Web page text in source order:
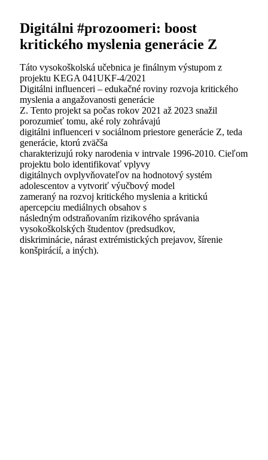
Digitálni #prozoomeri: boost
kritického myslenia generácie Z
Táto vysokoškolská učebnica je finálnym výstupom z
projektu KEGA 041UKF-4/2021
Digitálni influenceri – edukačné roviny rozvoja kritického
myslenia a angažovanosti generácie
Z. Tento projekt sa počas rokov 2021 až 2023 snažil
porozumieť tomu, aké roly zohrávajú
digitálni influenceri v sociálnom priestore generácie Z, teda
generácie, ktorú zväčša
charakterizujú roky narodenia v intrvale 1996-2010. Cieľom
projektu bolo identifikovať vplyvy
digitálnych ovplyvňovateľov na hodnotový systém
adolescentov a vytvoriť výučbový model
zameraný na rozvoj kritického myslenia a kritickú
apercepciu mediálnych obsahov s
následným odstraňovaním rizikového správania
vysokoškolských študentov (predsudkov,
diskriminácie, nárast extrémistických prejavov, šírenie
konšpirácií, a iných).